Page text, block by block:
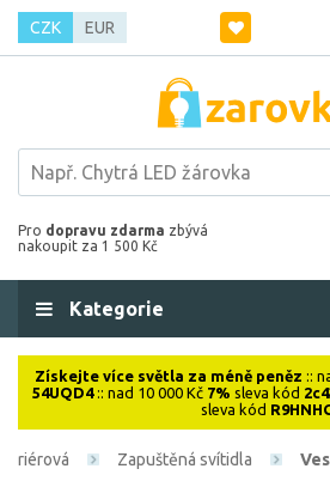
CZK EUR
Pro dopravu zdarma zbývá
nakoupit za 1 500 Kč
Kategorie
Získejte více světla za méně peněz ::
54UQD4:: nad 10 000 Kč 7% sleva kód
sleva kód
Zapuštěná svítidla